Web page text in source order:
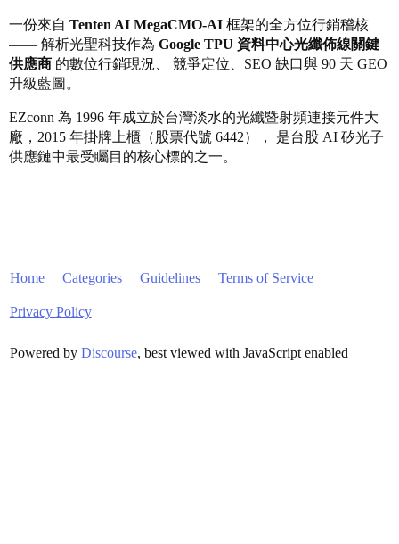
一份來自 Tenten AI MegaCMO-AI 框架的全方位行銷稽核
—— 解析光聖科技作為 Google TPU 資料中心光纖佈線關鍵
供應商 的數位行銷現況、 競爭定位、SEO 缺口與 90 天 GEO
升級藍圖。
EZconn 為 1996 年成立於台灣淡水的光纖暨射頻連接元件大
廠，2015 年掛牌上櫃（股票代號 6442）， 是台股 AI 矽光子
供應鏈中最受矚目的核心標的之一。
Home Categories Guidelines Terms of Service
Privacy Policy
Powered by Discourse, best viewed with JavaScript enabled